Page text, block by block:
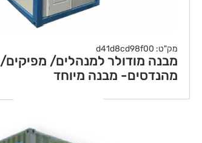
מק"ט: d41d8cd98f00
מבנה מודולר למנהלים/ מפיקים/
מהנדסים- מבנה מיוחד